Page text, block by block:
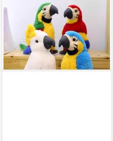
LUXUSKOLLEKTION
Kuscheltier Plüschtier Papagei
Ara Plüschvogel Kinder 30cm
Blau 30 cm Rot
52,95 €
lieferbar in 4 Wochen